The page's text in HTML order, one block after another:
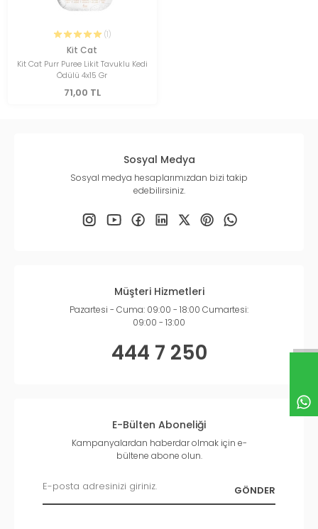
(1)
Kit Cat
Kit Cat Purr Puree Likit Tavuklu Kedi
Ödülü 4x15 Gr
71,00 TL
Sosyal Medya
Sosyal medya hesaplarımızdan bizi takip
edebilirsiniz.
Müşteri Hizmetleri
Pazartesi - Cuma: 09:00 - 18:00 Cumartesi:
09:00 - 13:00
444 7 250
E-Bülten Aboneliği
Kampanyalardan haberdar olmak için e-
bültene abone olun.